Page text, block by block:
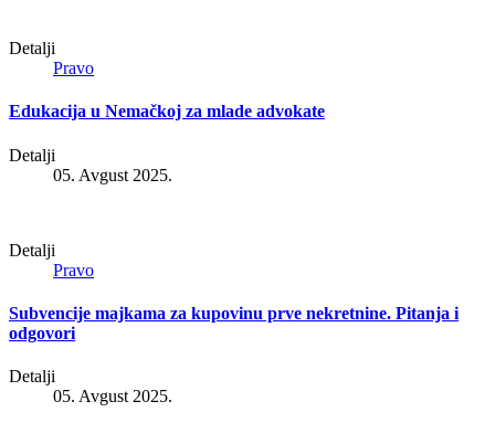
Detalji
Pravo
Edukacija u Nemačkoj za mlade advokate
Detalji
05. Avgust 2025.
Detalji
Pravo
Subvencije majkama za kupovinu prve nekretnine. Pitanja i
odgovori
Detalji
05. Avgust 2025.